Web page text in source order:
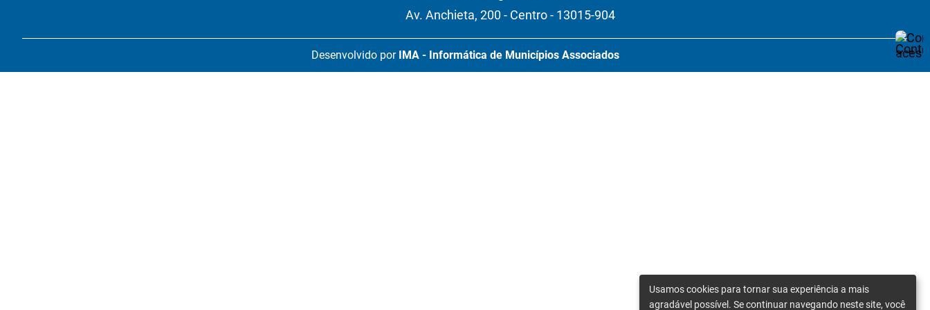
Av. Anchieta, 200 - Centro - 13015-904
Desenvolvido por IMA - Informática de Municípios Associados
Usamos cookies para tornar sua experiência a mais
agradável possível. Se continuar navegando neste site, você